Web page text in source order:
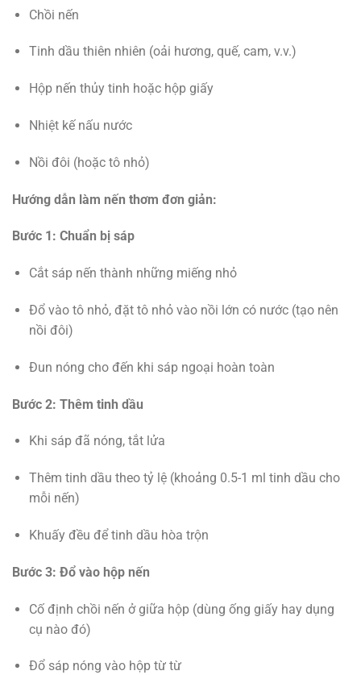
Chồi nến
Tinh dầu thiên nhiên (oải hương, quế, cam, v.v.)
Hộp nến thủy tinh hoặc hộp giấy
Nhiệt kế nấu nước
Nồi đôi (hoặc tô nhỏ)
Hướng dẫn làm nến thơm đơn giản:
Bước 1: Chuẩn bị sáp
Cắt sáp nến thành những miếng nhỏ
Đổ vào tô nhỏ, đặt tô nhỏ vào nồi lớn có nước (tạo nên
nồi đôi)
Đun nóng cho đến khi sáp ngoại hoàn toàn
Bước 2: Thêm tinh dầu
Khi sáp đã nóng, tắt lửa
Thêm tinh dầu theo tỷ lệ (khoảng 0.5-1 ml tinh dầu cho
mỗi nến)
Khuấy đều để tinh dầu hòa trộn
Bước 3: Đổ vào hộp nến
Cố định chồi nến ở giữa hộp (dùng ống giấy hay dụng
cụ nào đó)
Đổ sáp nóng vào hộp từ từ